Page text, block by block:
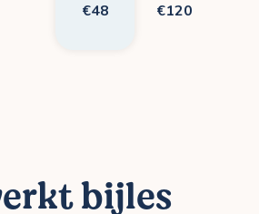
€48
€120
bijles